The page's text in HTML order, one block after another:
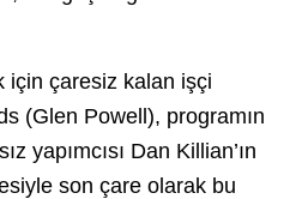
için çaresiz kalan işçi
(Glen Powell), programın
yapımcısı Dan Killian’ın
son çare olarak bu